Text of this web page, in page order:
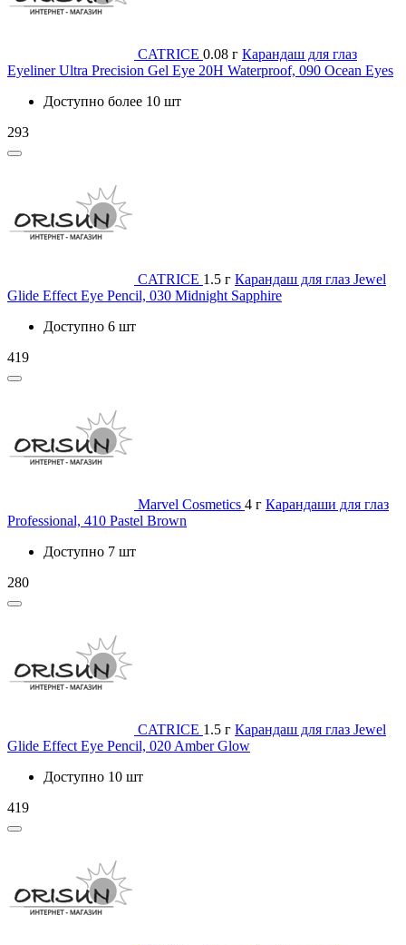
CATRICE 0.08 г Карандаш для глаз
Eyeliner Ultra Precision Gel Eye 20H Waterproof, 090 Ocean Eyes
Доступно более 10 шт
293
CATRICE 1.5 г Карандаш для глаз Jewel
Glide Effect Eye Pencil, 030 Midnight Sapphire
Доступно 6 шт
419
Marvel Cosmetics 4 г Карандаши для глаз
Professional, 410 Pastel Brown
Доступно 7 шт
280
CATRICE 1.5 г Карандаш для глаз Jewel
Glide Effect Eye Pencil, 020 Amber Glow
Доступно 10 шт
419